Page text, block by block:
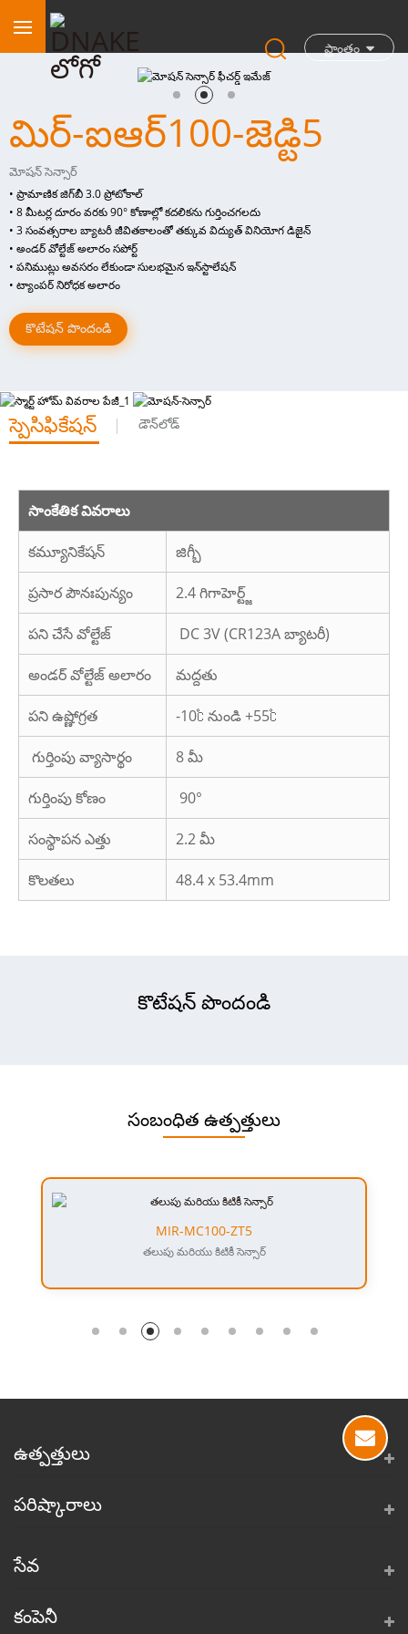
ప్రాంతం
మిర్-ఐఆర్100-జెడ్టి5
మోషన్ సెన్సార్
• ప్రామాణిక జిగ్‌బీ 3.0 ప్రోటోకాల్
• 8 మీటర్ల దూరం వరకు 90° కోణాల్లో కదలికను గుర్తించగలదు
• 3 సంవత్సరాల బ్యాటరీ జీవితకాలంతో తక్కువ విద్యుత్ వినియోగ డిజైన్
• అండర్ వోల్టేజ్ అలారం సపోర్ట్
• పనిముట్లు అవసరం లేకుండా సులభమైన ఇన్‌స్టాలేషన్
• ట్యాంపర్ నిరోధక అలారం
కొటేషన్ పొందండి
స్పెసిఫికేషన్ డౌన్‌లోడ్
సాంకేతిక వివరాలు
కమ్యూనికేషన్ జిగ్బీ
ప్రసార పౌనఃపున్యం 2.4 గిగాహెర్ట్జ్
పని చేసే వోల్టేజ్ DC 3V (CR123A బ్యాటరీ)
అండర్ వోల్టేజ్ అలారం మద్దతు
పని ఉష్ణోగ్రత -10℃ నుండి +55℃
గుర్తింపు వ్యాసార్థం 8 మీ
గుర్తింపు కోణం 90°
సంస్థాపన ఎత్తు 2.2 మీ
కొలతలు 48.4 x 53.4mm
కొటేషన్ పొందండి
సంబంధిత ఉత్పత్తులు
MIR-MC100-ZT5
తలుపు మరియు కిటికీ సెన్సార్
ఉత్పత్తులు
పరిష్కారాలు
సేవ
కంపెనీ